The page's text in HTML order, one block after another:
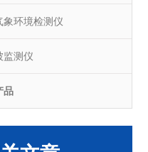
象环境检测仪
监测仪
品